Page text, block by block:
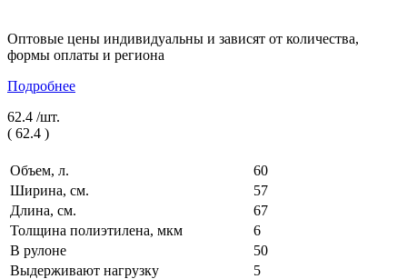
Оптовые цены индивидуальны и зависят от количества,
формы оплаты и региона
Подробнее
62.4 /шт.
( 62.4 )
Объем, л.
60
Ширина, см.
57
Длина, см.
67
Толщина полиэтилена, мкм
6
В рулоне
50
Выдерживают нагрузку
5